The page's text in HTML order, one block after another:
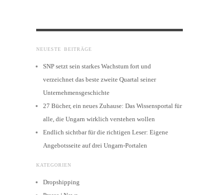
NEUESTE BEITRÄGE
SNP setzt sein starkes Wachstum fort und
verzeichnet das beste zweite Quartal seiner
Unternehmensgeschichte
27 Bücher, ein neues Zuhause: Das Wissensportal für
alle, die Ungarn wirklich verstehen wollen
Endlich sichtbar für die richtigen Leser: Eigene
Angebotsseite auf drei Ungarn-Portalen
KATEGORIEN
Dropshipping